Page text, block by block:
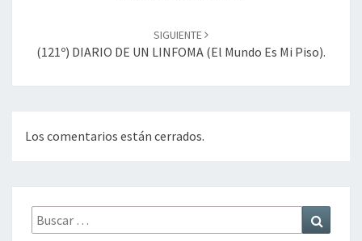
SIGUIENTE
(121º) DIARIO DE UN LINFOMA (El Mundo Es Mi Piso).
Los comentarios están cerrados.
Buscar
por: